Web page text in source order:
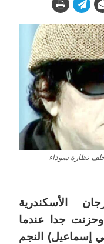
خلف نظارة سوداء
الأسكندرية
وحزنت جدا عندما
إسماعيل) النجم